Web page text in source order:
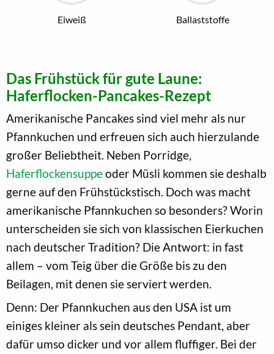
Eiweiß Ballaststoffe
Das Frühstück für gute Laune:
Haferflocken-Pancakes-Rezept
Amerikanische Pancakes sind viel mehr als nur
Pfannkuchen und erfreuen sich auch hierzulande
großer Beliebtheit. Neben Porridge,
Haferflockensuppeoder Müsli kommen sie deshalb
gerne auf den Frühstückstisch. Doch was macht
amerikanische Pfannkuchen so besonders? Worin
unterscheiden sie sich von klassischen Eierkuchen
nach deutscher Tradition? Die Antwort: in fast
allem – vom Teig über die Größe bis zu den
Beilagen, mit denen sie serviert werden.
Denn: Der Pfannkuchen aus den USA ist um
einiges kleiner als sein deutsches Pendant, aber
dafür umso dicker und vor allem fluffiger. Bei der